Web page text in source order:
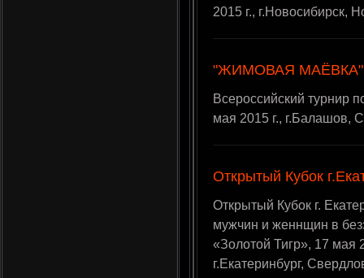
2015 г., г.Новосибирск,
"ЖИМОВАЯ МАЁВКА"
Всероссийский
мая 2015 г., г.Балашов,
Открытый Кубок
Открытый Кубок г.
мужчин и женнщин в
«Золотой Тигр», 17 мая
г.Екатеринбург,